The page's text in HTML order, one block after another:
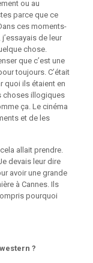
ou au
parce que ce
ces moments-
de leur
chose.
que c’est une
toujours. C’était
quoi ils étaient en
choses illogiques
ça. Le cinéma
et de les
allait prendre.
devais leur dire
avoir une grande
à Cannes. Ils
pourquoi
?